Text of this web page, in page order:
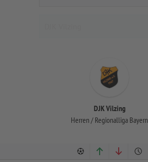
DJK Vilzing
Herren / Regionalliga Bayern